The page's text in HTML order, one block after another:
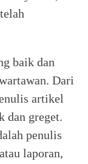
baik dan
Dari
artikel
dan greget.
penulis
laporan,